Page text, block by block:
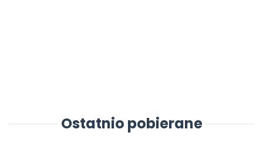
Ostatnio pobierane